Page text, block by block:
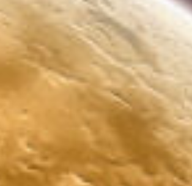
ALAN WAKE 2 - LA MAISON
SCORN
ALAN WAKE - L'ECRIVAIN
ALAN WAKE - LE SIGNAL
FINAL FANTASY VII - REBIRTH
FINAL FANTASY VII - REMAKE